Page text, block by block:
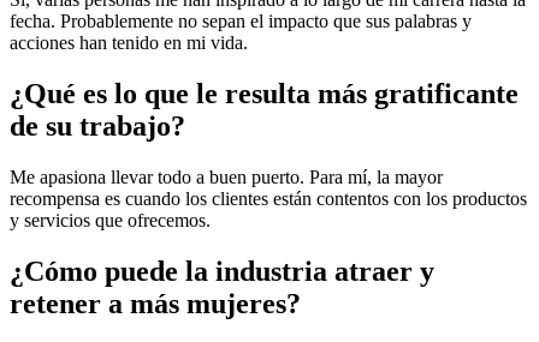
fecha. Probablemente no sepan el impacto que sus palabras y
acciones han tenido en mi vida.
¿Qué es lo que le resulta más gratificante
de su trabajo?
Me apasiona llevar todo a buen puerto. Para mí, la mayor
recompensa es cuando los clientes están contentos con los productos
y servicios que ofrecemos.
¿Cómo puede la industria atraer y
retener a más mujeres?